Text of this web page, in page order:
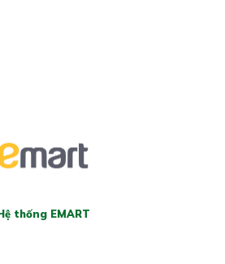
thống EMART